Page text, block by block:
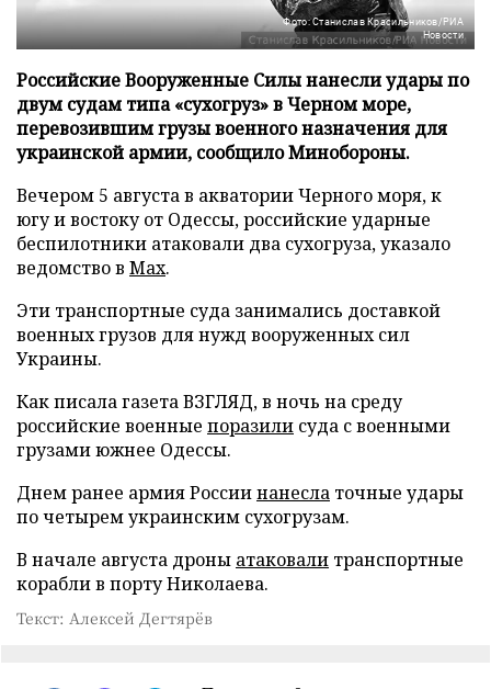
Фото: Станислав Красильников/РИА
Новости
Российские Вооруженные Силы нанесли удары по
двум судам типа «сухогруз» в Черном море,
перевозившим грузы военного назначения для
украинской армии, сообщило Минобороны.
Вечером 5 августа в акватории Черного моря, к
югу и востоку от Одессы, российские ударные
беспилотники атаковали два сухогруза, указало
ведомство в Max.
Эти транспортные суда занимались доставкой
военных грузов для нужд вооруженных сил
Украины.
Как писала газета ВЗГЛЯД, в ночь на среду
российские военные поразили суда с военными
грузами южнее Одессы.
Днем ранее армия Россиинанесла точные удары
по четырем украинским сухогрузам.
В начале августа дроны атаковали транспортные
корабли в порту Николаева.
Текст: Алексей Дегтярёв